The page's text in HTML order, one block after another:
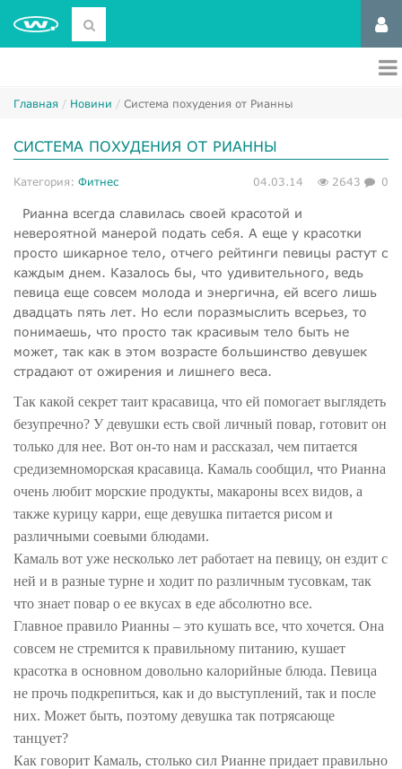
Главная Новини Система похудения от Рианны
СИСТЕМА ПОХУДЕНИЯ ОТ РИАННЫ
Категория: Фитнес 04.03.14 2643 0
Рианна всегда славилась своей красотой и
невероятной манерой подать себя. А еще у красотки
просто шикарное тело, отчего рейтинги певицы растут с
каждым днем. Казалось бы, что удивительного, ведь
певица еще совсем молода и энергична, ей всего лишь
двадцать пять лет. Но если поразмыслить всерьез, то
понимаешь, что просто так красивым тело быть не
может, так как в этом возрасте большинство девушек
страдают от ожирения и лишнего веса.
Так какой секрет таит красавица, что ей помогает выглядеть
безупречно? У девушки есть свой личный повар, готовит он
только для нее. Вот он-то нам и рассказал, чем питается
средиземноморская красавица. Камаль сообщил, что Рианна
очень любит морские продукты, макароны всех видов, а
также курицу карри, еще девушка питается рисом и
различными соевыми блюдами.
Камаль вот уже несколько лет работает на певицу, он ездит с
ней и в разные турне и ходит по различным тусовкам, так
что знает повар о ее вкусах в еде абсолютно все.
Главное правило Рианны – это кушать все, что хочется. Она
совсем не стремится к правильному питанию, кушает
красотка в основном довольно калорийные блюда. Певица
не прочь подкрепиться, как и до выступлений, так и после
них. Может быть, поэтому девушка так потрясающе
танцует?
Как говорит Камаль, столько сил Рианне придает правильно